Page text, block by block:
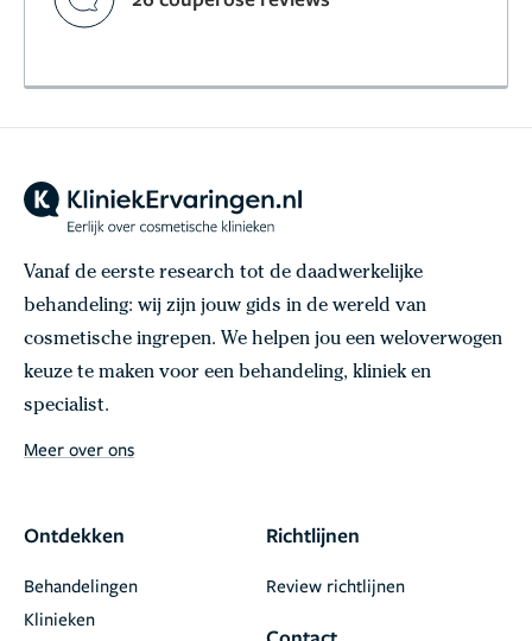
Vanaf de eerste research tot de daadwerkelijke
behandeling: wij zijn jouw gids in de wereld van
cosmetische ingrepen. We helpen jou een weloverwogen
keuze te maken voor een behandeling, kliniek en
specialist.
Meer over ons
Ontdekken
Behandelingen
Klinieken
Richtlijnen
Review richtlijnen